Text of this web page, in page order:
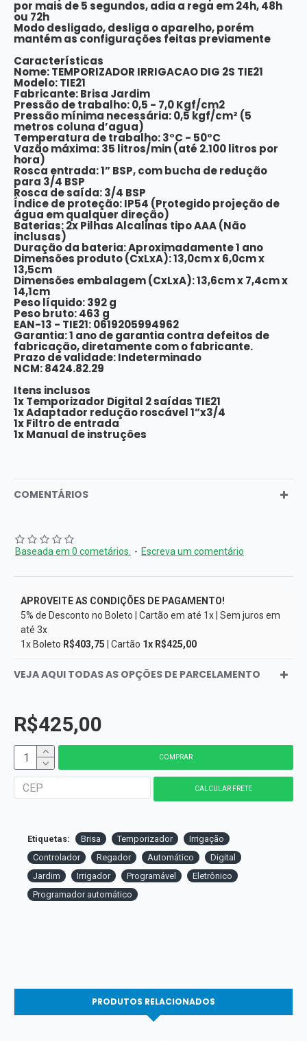
por mais de 5 segundos, adia a rega em 24h, 48h
ou 72h
Modo desligado, desliga o aparelho, porém
mantém as configurações feitas previamente
Características
Nome: TEMPORIZADOR IRRIGACAO DIG 2S TIE21
Modelo: TIE21
Fabricante: Brisa Jardim
Pressão de trabalho: 0,5 - 7,0 Kgf/cm2
Pressão mínima necessária: 0,5 kgf/cm² (5
metros coluna d’agua)
Temperatura de trabalho: 3°C - 50°C
Vazão máxima: 35 litros/min (até 2.100 litros por
hora)
Rosca entrada: 1” BSP, com bucha de redução
para 3/4 BSP
Rosca de saída: 3/4 BSP
Índice de proteção: IP54 (Protegido projeção de
água em qualquer direção)
Baterias: 2x Pilhas Alcalinas tipo AAA (Não
inclusas)
Duração da bateria: Aproximadamente 1 ano
Dimensões produto (CxLxA): 13,0cm x 6,0cm x
13,5cm
Dimensões embalagem (CxLxA): 13,6cm x 7,4cm x
14,1cm
Peso líquido: 392 g
Peso bruto: 463 g
EAN-13 - TIE21: 0619205994962
Garantia: 1 ano de garantia contra defeitos de
fabricação, diretamente com o fabricante.
Prazo de validade: Indeterminado
NCM: 8424.82.29
Itens inclusos
1x Temporizador Digital 2 saídas TIE21
1x Adaptador redução roscável 1”x3/4
1x Filtro de entrada
1x Manual de instruções
COMENTÁRIOS
Baseada em 0 cometários. - Escreva um comentário
APROVEITE AS CONDIÇÕES DE PAGAMENTO!
5% de Desconto no Boleto | Cartão em até 1x | Sem juros em
até 3x
1x Boleto R$403,75 | Cartão 1x R$425,00
VEJA AQUI TODAS AS OPÇÕES DE PARCELAMENTO
R$425,00
COMPRAR
Etiquetas: Brisa Temporizador
Irrigação
Controlador
Regador Automático
Digital
Jardim
Irrigador Programável
Eletrônico
Programador automático
PRODUTOS RELACIONADOS